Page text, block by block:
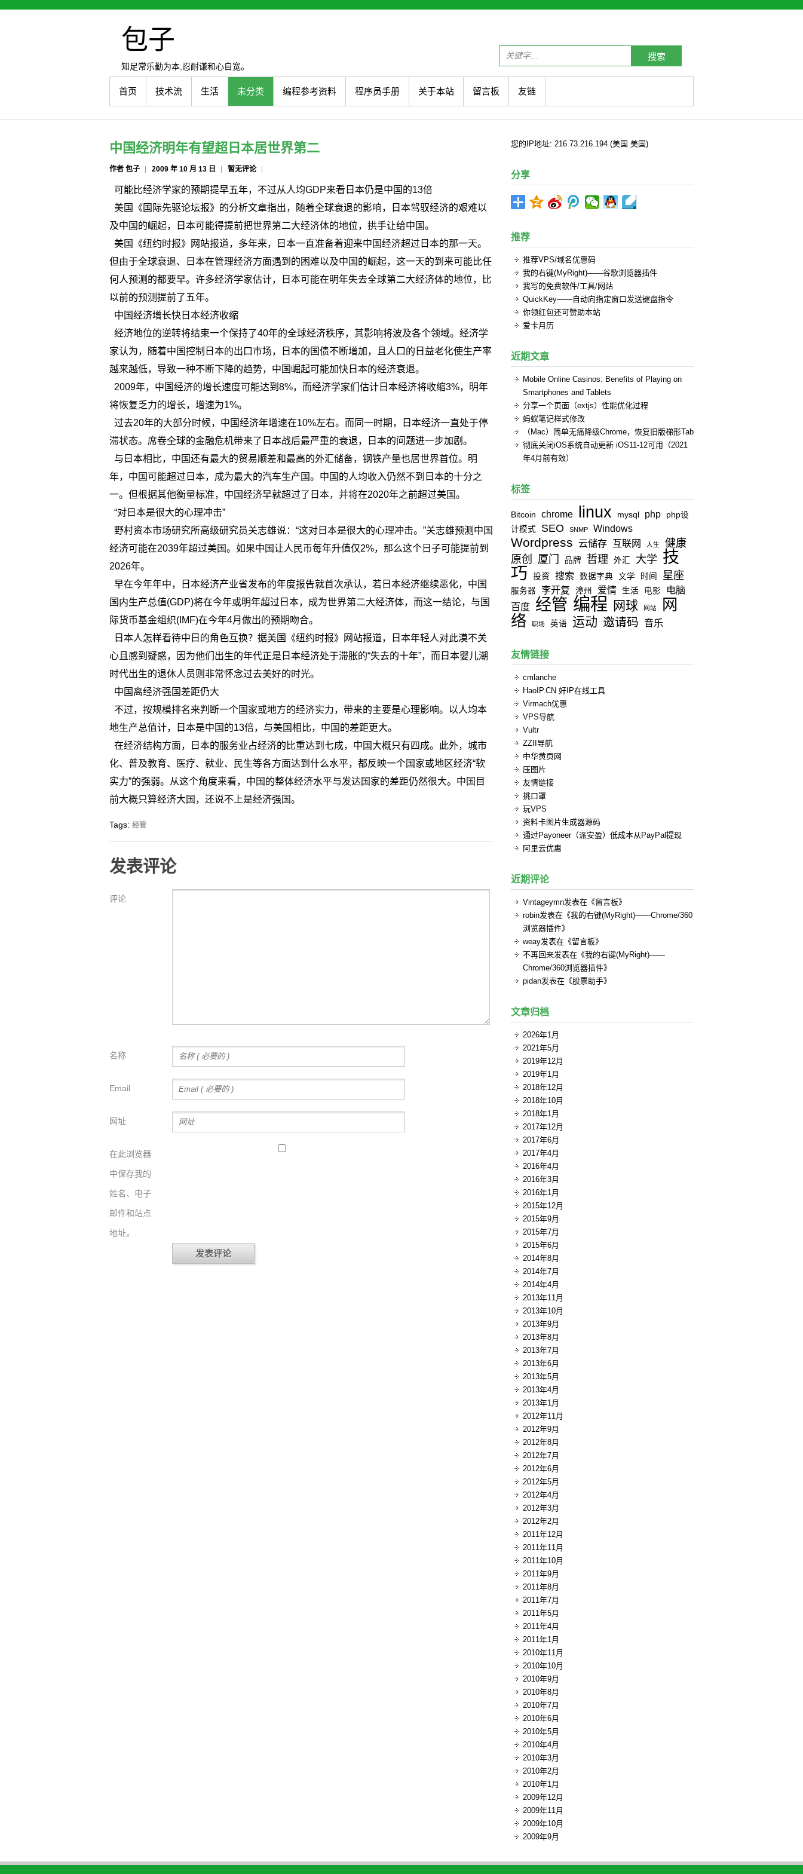
包子
知足常乐勤为本,忍耐谦和心自宽。
搜索
首页 技术流 生活 未分类 编程参考资料 程序员手册 关于本站 留言板 友链
中国经济明年有望超日本居世界第二
作者 包子 2009 年 10 月 13 日 暂无评论
可能比经济学家的预期提早五年，不过从人均GDP来看日本仍是中国的13倍
美国《国际先驱论坛报》的分析文章指出，随着全球衰退的影响，日本驾驭经济的艰难以
及中国的崛起，日本可能得提前把世界第二大经济体的地位，拱手让给中国。
美国《纽约时报》网站报道，多年来，日本一直准备着迎来中国经济超过日本的那一天。
但由于全球衰退、日本在管理经济方面遇到的困难以及中国的崛起，这一天的到来可能比任
何人预测的都要早。许多经济学家估计，日本可能在明年失去全球第二大经济体的地位，比
以前的预测提前了五年。
中国经济增长快日本经济收缩
经济地位的逆转将结束一个保持了40年的全球经济秩序，其影响将波及各个领域。经济学
家认为，随着中国控制日本的出口市场，日本的国债不断增加，且人口的日益老化使生产率
越来越低，导致一种不断下降的趋势，中国崛起可能加快日本的经济衰退。
2009年，中国经济的增长速度可能达到8%，而经济学家们估计日本经济将收缩3%，明年
将恢复乏力的增长，增速为1%。
过去20年的大部分时候，中国经济年增速在10%左右。而同一时期，日本经济一直处于停
滞状态。席卷全球的金融危机带来了日本战后最严重的衰退，日本的问题进一步加剧。
与日本相比，中国还有最大的贸易顺差和最高的外汇储备，钢铁产量也居世界首位。明
年，中国可能超过日本，成为最大的汽车生产国。中国的人均收入仍然不到日本的十分之
一。但根据其他衡量标准，中国经济早就超过了日本，并将在2020年之前超过美国。
“对日本是很大的心理冲击”
野村资本市场研究所高级研究员关志雄说：“这对日本是很大的心理冲击。”关志雄预测中国
经济可能在2039年超过美国。如果中国让人民币每年升值仅2%，那么这个日子可能提前到
2026年。
早在今年年中，日本经济产业省发布的年度报告就首次承认，若日本经济继续恶化，中国
国内生产总值(GDP)将在今年或明年超过日本，成为世界第二大经济体，而这一结论，与国
际货币基金组织(IMF)在今年4月做出的预期吻合。
日本人怎样看待中日的角色互换？据美国《纽约时报》网站报道，日本年轻人对此漠不关
心且感到疑惑，因为他们出生的年代正是日本经济处于滞胀的“失去的十年”，而日本婴儿潮
时代出生的退休人员则非常怀念过去美好的时光。
中国离经济强国差距仍大
不过，按规模排名来判断一个国家或地方的经济实力，带来的主要是心理影响。以人均本
地生产总值计，日本是中国的13倍，与美国相比，中国的差距更大。
在经济结构方面，日本的服务业占经济的比重达到七成，中国大概只有四成。此外，城市
化、普及教育、医疗、就业、民生等各方面达到什么水平，都反映一个国家或地区经济“软
实力”的强弱。从这个角度来看，中国的整体经济水平与发达国家的差距仍然很大。中国目
前大概只算经济大国，还说不上是经济强国。
Tags: 经管
发表评论
评论
名称
Email
网址
在此浏览器
中保存我的
姓名、电子
邮件和站点
地址。
您的 IP地址: 216.73.216.194 (美国 美国)
分享
推荐
推荐VPS/域名优惠码
我的右键(MyRight)——谷歌浏览器插件
我写的免费软件/工具/网站
QuickKey——自动向指定窗口发送键盘指令
你领红包还可赞助本站
爱卡月历
近期文章
Mobile Online Casinos: Benefits of Playing on
Smartphones and Tablets
分享一个页面（extjs）性能优化过程
蚂蚁笔记样式修改
（Mac）简单无痛降级Chrome，恢复旧版梯形Tab
彻底关闭iOS系统自动更新 iOS11-12可用（2021
年4月前有效）
标签
Bitcoin chrome linux mysql php
php设
计模式
SEO SNMP Windows
Wordpress 云储存 互联网 人生
健康
原创
厦门 品牌 哲理 外汇 大学 技
巧
投资 搜索 数据字典 文学 时间 星座
服务器 李开复 漳州 爱情 生活 电影
电脑
百度 经管 编程 网球 网站
网
络
职场 英语 运动 邀请码 音乐
友情链接
cmlanche
HaoIP.CN 好IP在线工具
Virmach优惠
VPS导航
Vultr
ZZII导航
中华黄页网
压图片
友情链接
挑口罩
玩VPS
资料卡图片生成器源码
通过Payoneer（派安盈）低成本从PayPal提现
阿里云优惠
近期评论
Vintageymn发表在《留言板》
robin发表在《我的右键(MyRight)——Chrome/360
浏览器插件》
weay发表在《留言板》
不再回来发表在《我的右键(MyRight)——
Chrome/360浏览器插件》
pidan发表在《股票助手》
文章归档
2026年1月
2021年5月
2019年12月
2019年1月
2018年12月
2018年10月
2018年1月
2017年12月
2017年6月
2017年4月
2016年4月
2016年3月
2016年1月
2015年12月
2015年9月
2015年7月
2015年6月
2014年8月
2014年7月
2014年4月
2013年11月
2013年10月
2013年9月
2013年8月
2013年7月
2013年6月
2013年5月
2013年4月
2013年1月
2012年11月
2012年9月
2012年8月
2012年7月
2012年6月
2012年5月
2012年4月
2012年3月
2012年2月
2011年12月
2011年11月
2011年10月
2011年9月
2011年8月
2011年7月
2011年5月
2011年4月
2011年1月
2010年11月
2010年10月
2010年9月
2010年8月
2010年7月
2010年6月
2010年5月
2010年4月
2010年3月
2010年2月
2010年1月
2009年12月
2009年11月
2009年10月
2009年9月